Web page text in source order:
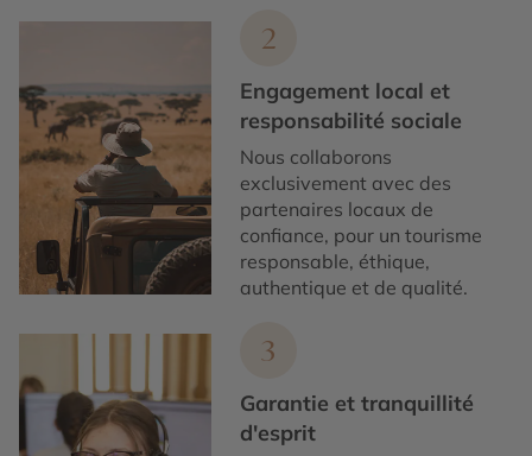
2
Engagement local et
responsabilité sociale
Nous collaborons
exclusivement avec des
partenaires locaux de
confiance, pour un tourisme
responsable, éthique,
authentique et de qualité.
3
Garantie et tranquillité
d'esprit